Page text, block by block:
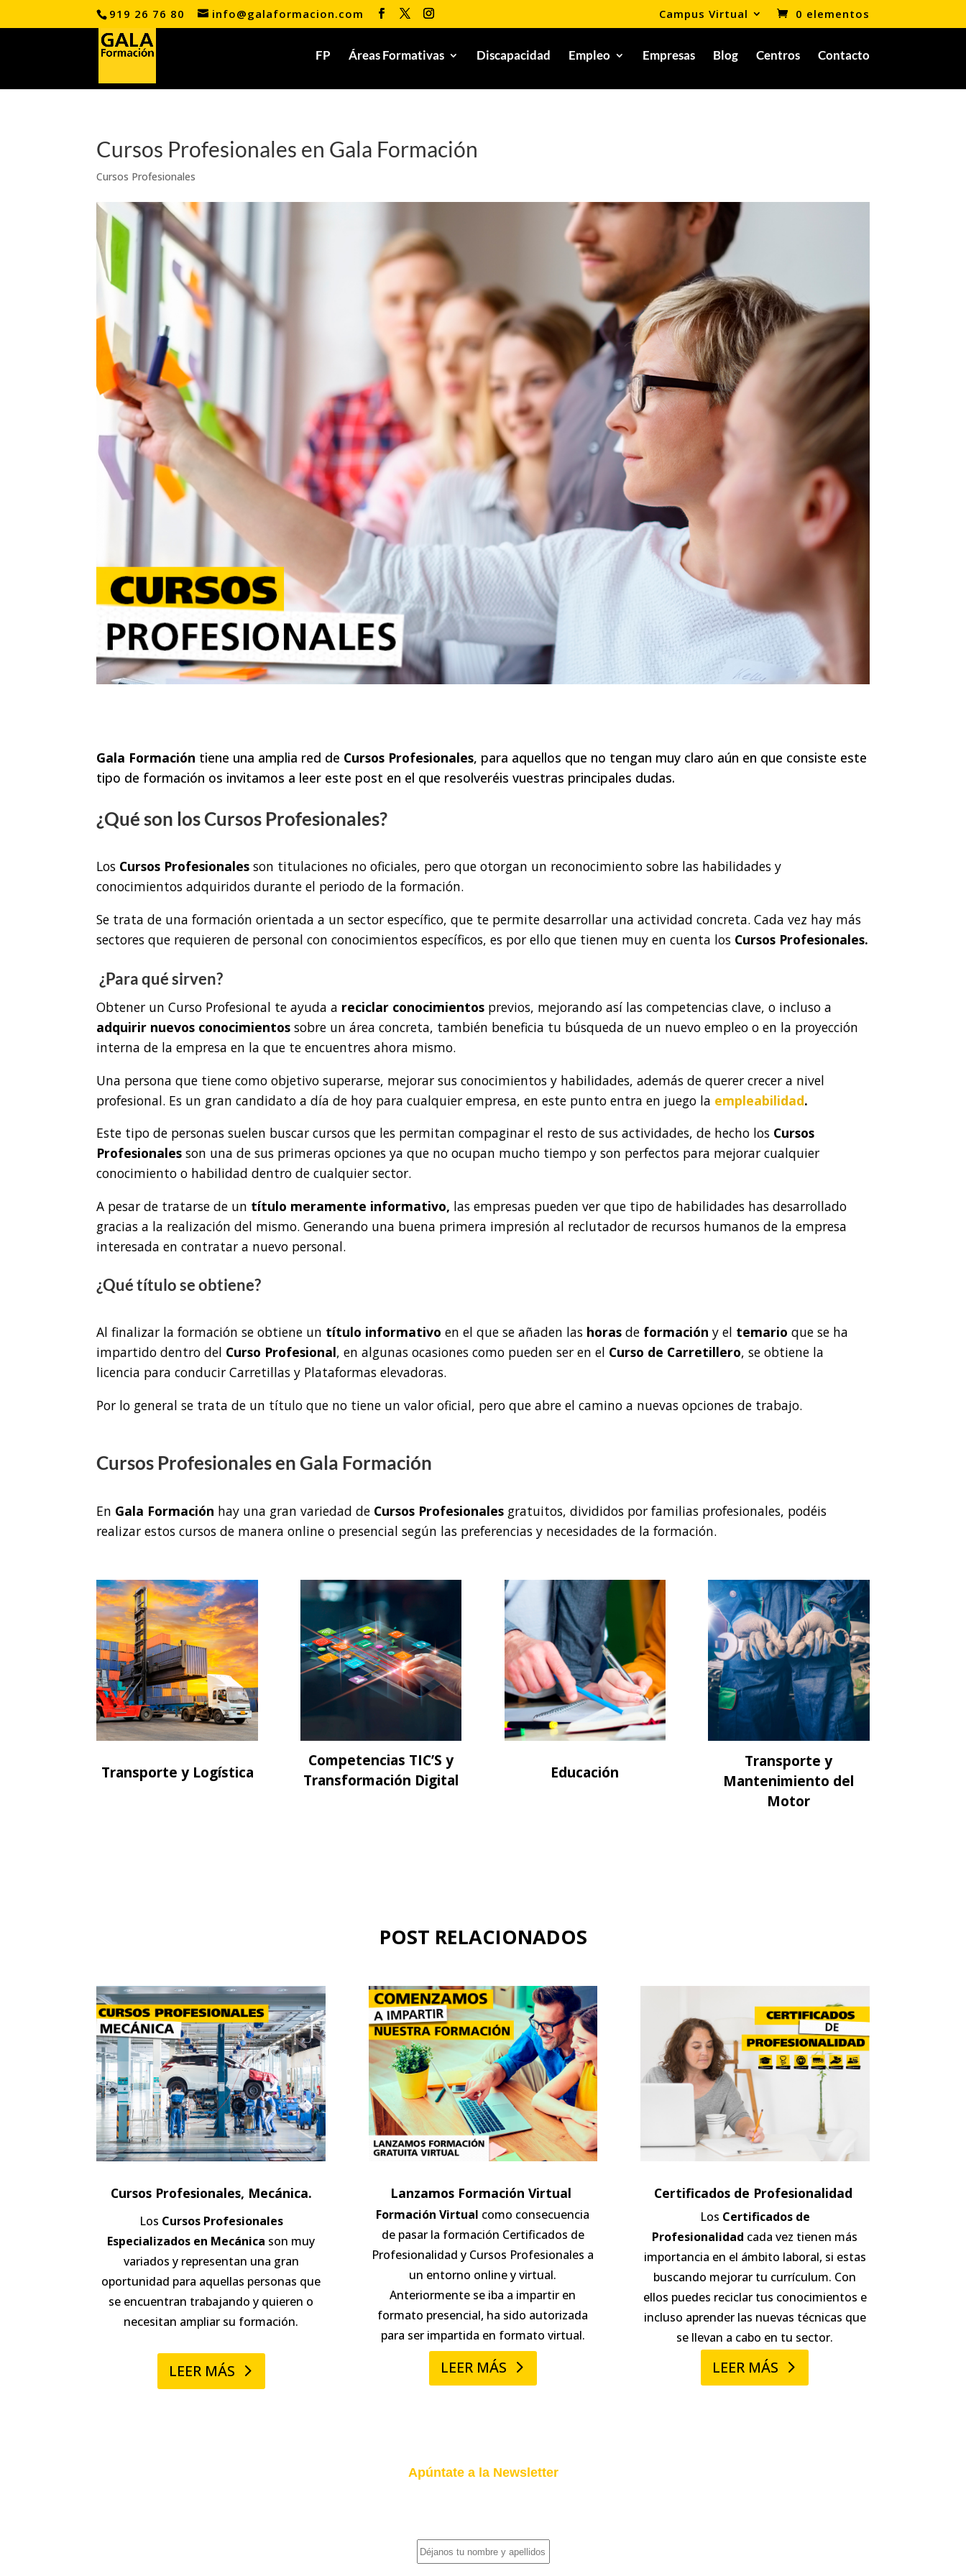
919 26 76 80 info@galaformacion.com Campus Virtual 0 elementos
FP Áreas Formativas Discapacidad Empleo Empresas Blog Centros Contacto
Cursos Profesionales en Gala Formación
Cursos Profesionales
Gala Formación tiene una amplia red de Cursos Profesionales, para aquellos que no tengan muy claro aún en que consiste este
tipo de formación os invitamos a leer este post en el que resolveréis vuestras principales dudas.
¿Qué son los Cursos Profesionales?
Los Cursos Profesionales son titulaciones no oficiales, pero que otorgan un reconocimiento sobre las habilidades y
conocimientos adquiridos durante el periodo de la formación.
Se trata de una formación orientada a un sector específico, que te permite desarrollar una actividad concreta. Cada vez hay más
sectores que requieren de personal con conocimientos específicos, es por ello que tienen muy en cuenta los Cursos Profesionales.
¿Para qué sirven?
Obtener un Curso Profesional te ayuda a reciclar conocimientos previos, mejorando así las competencias clave, o incluso a
adquirir nuevos conocimientos sobre un área concreta, también beneficia tu búsqueda de un nuevo empleo o en la proyección
interna de la empresa en la que te encuentres ahora mismo.
Una persona que tiene como objetivo superarse, mejorar sus conocimientos y habilidades, además de querer crecer a nivel
profesional. Es un gran candidato a día de hoy para cualquier empresa, en este punto entra en juego la empleabilidad.
Este tipo de personas suelen buscar cursos que les permitan compaginar el resto de sus actividades, de hecho los Cursos
Profesionalesson una de sus primeras opciones ya que no ocupan mucho tiempo y son perfectos para mejorar cualquier
conocimiento o habilidad dentro de cualquier sector.
A pesar de tratarse de un título meramente informativo, las empresas pueden ver que tipo de habilidades has desarrollado
gracias a la realización del mismo. Generando una buena primera impresión al reclutador de recursos humanos de la empresa
interesada en contratar a nuevo personal.
¿Qué título se obtiene?
Al finalizar la formación se obtiene un título informativoen el que se añaden las horas de formacióny el temarioque se ha
impartido dentro del Curso Profesional, en algunas ocasiones como pueden ser en el Curso de Carretillero, se obtiene la
licencia para conducir Carretillas y Plataformas elevadoras.
Por lo general se trata de un título que no tiene un valor oficial, pero que abre el camino a nuevas opciones de trabajo.
Cursos Profesionales en Gala Formación
En Gala Formación hay una gran variedad de Cursos Profesionales gratuitos, divididos por familias profesionales, podéis
realizar estos cursos de manera online o presencial según las preferencias y necesidades de la formación.
Transporte y Logística
Competencias TIC’S y
Transformación Digital
Educación
Transporte y
Mantenimiento del
Motor
POST RELACIONADOS
Cursos Profesionales, Mecánica.
Los Cursos Profesionales
Especializados en Mecánica son muy
variados y representan una gran
oportunidad para aquellas personas que
se encuentran trabajando y quieren o
necesitan ampliar su formación.
LEER MÁS
Lanzamos Formación Virtual
Formación Virtual como consecuencia
de pasar la formación Certificados de
Profesionalidad y Cursos Profesionales a
un entorno online y virtual.
Anteriormente se iba a impartir en
formato presencial, ha sido autorizada
para ser impartida en formato virtual.
LEER MÁS
Certificados de Profesionalidad
Los Certificados de
Profesionalidad cada vez tienen más
importancia en el ámbito laboral, si estas
buscando mejorar tu currículum. Con
ellos puedes reciclar tus conocimientos e
incluso aprender las nuevas técnicas que
se llevan a cabo en tu sector.
LEER MÁS